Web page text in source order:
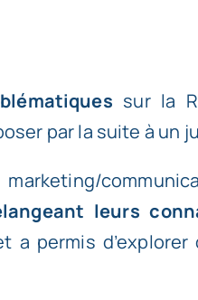
sur la
par la suite à un
leurs
permis d’explorer